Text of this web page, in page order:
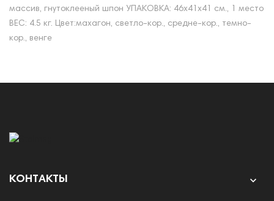
массив, гнутоклееный шпон УПАКОВКА: 46х41х41 см., 1 место
ВЕС: 4.5 кг. Цвет:махагон, светло-кор., средне-кор., темно-
кор., венге
КОНТАКТЫ 